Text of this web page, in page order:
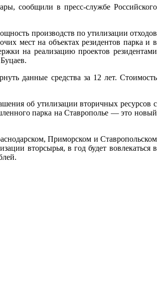
сообщили в пресс-службе Российского
производств по утилизации отходов
мест на объектах резидентов парка и в
на реализацию проектов резидентами
данные средства за 12 лет. Стоимость
об утилизации вторичных ресурсов с
парка на Ставрополье — это новый
Приморском и Ставропольском
вторсырья, в год будет вовлекаться в